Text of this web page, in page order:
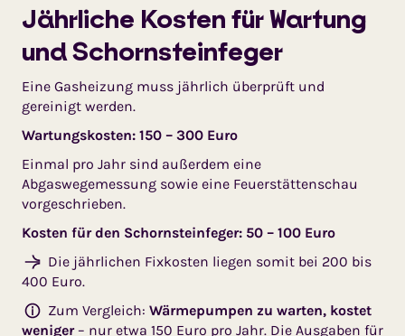
Jährliche Kosten für Wartung
und Schornsteinfeger
Eine Gasheizung muss jährlich überprüft und
gereinigt werden.
Wartungskosten: 150 – 300 Euro
Einmal pro Jahr sind außerdem eine
Abgaswegemessung sowie eine Feuerstättenschau
vorgeschrieben.
Kosten für den Schornsteinfeger: 50 – 100 Euro
Die jährlichen Fixkosten liegen somit bei 200 bis
400 Euro.
Zum Vergleich: Wärmepumpen zu warten, kostet
weniger– nur etwa 150 Euro pro Jahr. Die Ausgaben für